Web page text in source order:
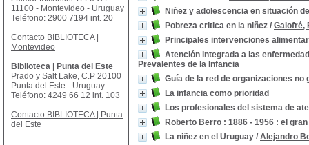
Niñez y adolescencia en situación
Pobreza critica en la niñez / Galofré,
Principales intervenciones
Atención integrada a las
Prevalentes de la Infancia
Guía de la red de organizaciones
La infancia como prioridad
Los profesionales del sistema de
Roberto Berro : 1886 - 1956 : el
La niñez en el Uruguay / Alejandro
11100 - Montevideo - Uruguay
Teléfono: 2900 7194 int. 20
Contacto BIBLIOTECA |
Montevideo
Biblioteca | Punta del Este
Prado y Salt Lake, C.P 20100
Punta del Este - Uruguay
Teléfono: 4249 66 12 int. 103
Contacto BIBLIOTECA | Punta
del Este